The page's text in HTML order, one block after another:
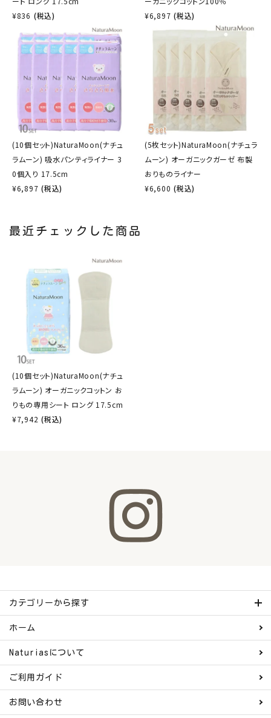
¥836 (税込)
¥6,897 (税込)
(10個セット)NaturaMoon(ナチュ
ラムーン) 吸水パンティライナー 3
0個入り 17.5cm
¥6,897 (税込)
(5枚セット)NaturaMoon(ナチュラ
ムーン) オーガニックガーゼ 布製
おりものライナー
¥6,600 (税込)
最近チェックした商品
(10個セット)NaturaMoon(ナチュ
ラムーン) オーガニックコットン お
りもの専用シート ロング 17.5cm
¥7,942 (税込)
カテゴリーから探す
ホーム
Naturiasについて
ご利用ガイド
お問い合わせ